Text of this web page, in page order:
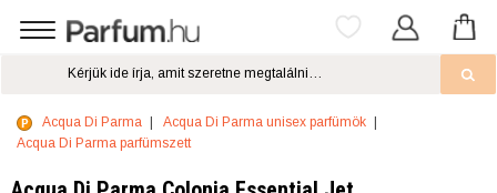
Acqua Di Parma
Acqua Di Parma unisex parfümök
Acqua Di Parma parfümszett